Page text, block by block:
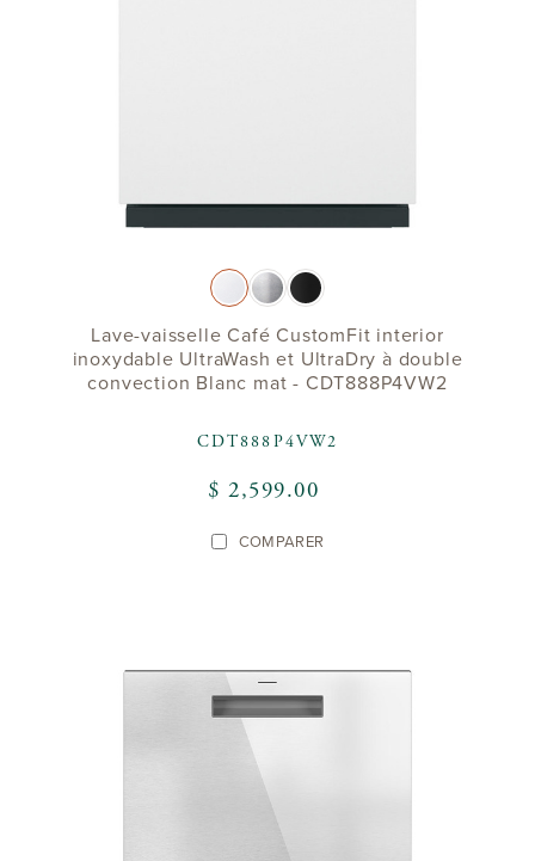
Lave-vaisselle Café CustomFit interior
inoxydable UltraWash et UltraDry à double
convection Blanc mat - CDT888P4VW2
CDT888P4VW2
$ 2,599.00
COMPARER